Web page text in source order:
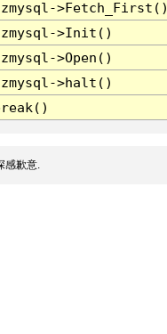
>Init()
>Open()
>halt()
感歉意.